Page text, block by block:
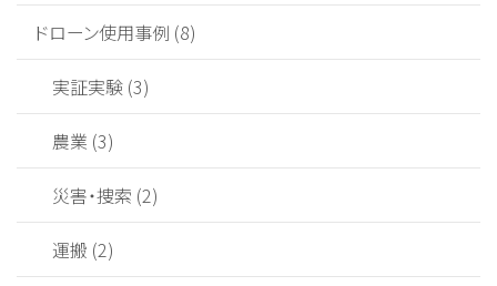
ドローン使用事例 (8)
実証実験 (3)
農業 (3)
災害・捜索 (2)
運搬 (2)